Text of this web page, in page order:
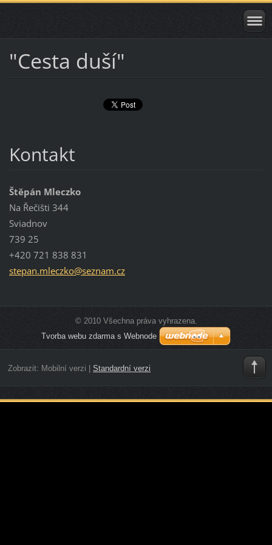
"Cesta duší"
Kontakt
Štěpán Mleczko
Na Řečišti 344
Sviadnov
739 25
+420 721 838 831
stepan.mleczko@seznam.cz
© 2010 Všechna práva vyhrazena.
Tvorba webu zdarma s Webnode
Zobrazit: Mobilní verzi | Standardní verzi